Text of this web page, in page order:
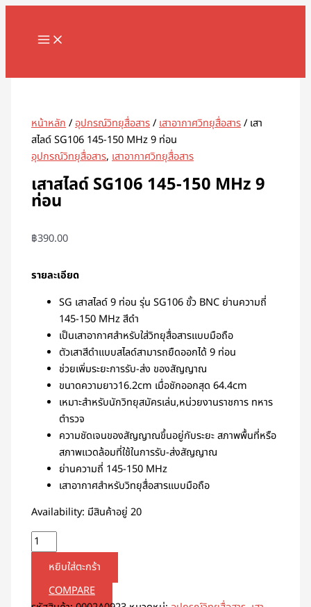
Skip
content
MAIN
หน้าหลัก/อุปกรณ์วิทยุสื่อสาร/เสาอากาศวิทยุสื่อสาร/ เสา
สไลด์ SG106 145-150 MHz 9 ท่อน
อุปกรณ์วิทยุสื่อสาร,เสาอากาศวิทยุสื่อสาร
เสาสไลด์ SG106 145-150 MHz 9
ท่อน
฿390.00
รายละเอียด
SG เสาสไลด์ 9 ท่อน รุ่น SG106 ขั้ว BNC ย่านความถี่
145-150 MHz สีดำ
เป็นเสาอากาศสำหรับใส่วิทยุสื่อสารแบบมือถือ
ตัวเสาสีดำแบบสไลด์สามารถยืดออกได้ 9 ท่อน
ช่วยเพิ่มระยะการรับ-ส่ง ของสัญญาณ
ขนาดความยาว16.2cm เมื่อชักออกสุด 64.4cm
เหมาะสำหรับนักวิทยุสมัครเล่น,หน่วยงานราชการ ทหาร
ตำรวจ
ความชัดเจนของสัญญาณขึ้นอยู่กับระยะ สภาพพื้นที่หรือ
สภาพแวดล้อมที่ใช้ในการรับ-ส่งสัญญาณ
ย่านความถี่ 145-150 MHz
เสาอากาศสำหรับวิทยุสื่อสารแบบมือถือ
Availability: มีสินค้าอยู่ 20
จำนวน
สไลด์
145-
9
ท่อน
ชิ้น
หยิบใส่ตะกร้า
COMPARE